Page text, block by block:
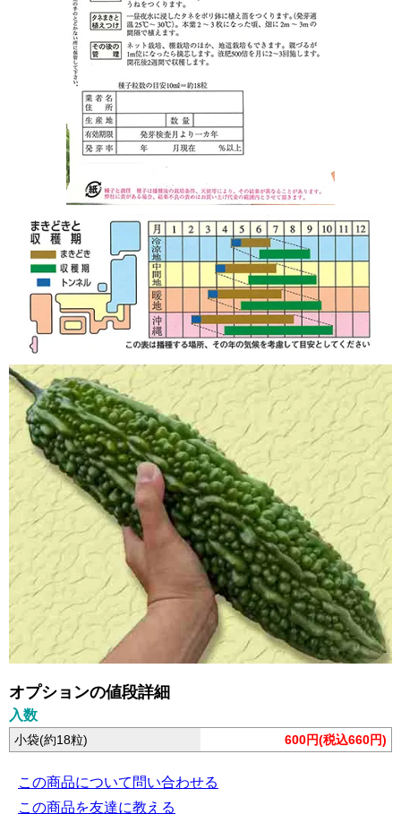
オプションの値段詳細
入数
小袋(約18粒) 600円(税込660円)
この商品について問い合わせる
この商品を友達に教える